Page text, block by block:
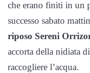
che erano finiti in un
successo sabato
riposo Sereni
accorta della nidiata
raccogliere l’acqua.